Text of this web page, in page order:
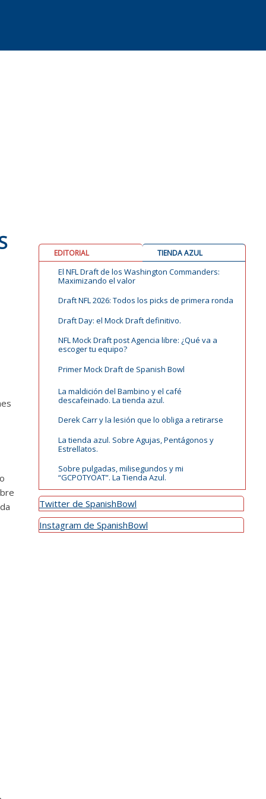
EDITORIAL TIENDA AZUL
El NFL Draft de los Washington Commanders:
Maximizando el valor
Draft NFL 2026: Todos los picks de primera ronda
Draft Day: el Mock Draft definitivo.
NFL Mock Draft post Agencia libre: ¿Qué va a
escoger tu equipo?
Primer Mock Draft de Spanish Bowl
La maldición del Bambino y el café
descafeinado. La tienda azul.
Derek Carr y la lesión que lo obliga a retirarse
La tienda azul. Sobre Agujas, Pentágonos y
Estrellatos.
Sobre pulgadas, milisegundos y mi
“GCPOTYOAT”. La Tienda Azul.
Twitter de SpanishBowl
Instagram de SpanishBowl